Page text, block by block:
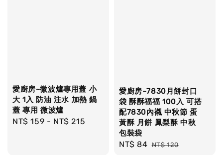
愛廚房~微波爐專用蓋 小
大 1入 防油 注水 加熱 鍋
蓋 專用 微波爐
Regular
NT$ 159 - NT$ 215
愛廚房~7830月餅封口
袋 酥酥福福 100入 可搭
配7830內襯 中秋節 蛋
黃酥 月餅 鳳梨酥 中秋
包裝袋
Sale
NT$ 84 Regular
NT$ 120